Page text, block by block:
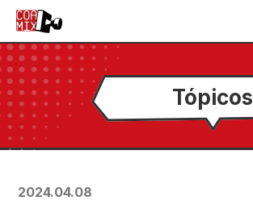
Tópicos
2024.04.08